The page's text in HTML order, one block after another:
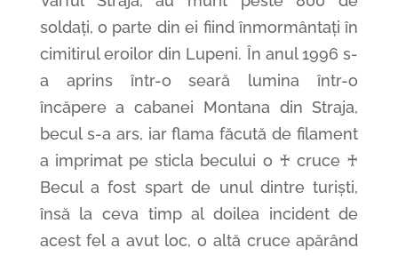
soldați, o parte din ei fiind înmormântați în
cimitirul eroilor din Lupeni. În anul 1996 s-
a aprins într-o seară lumina într-o
încăpere a cabanei Montana din Straja,
becul s-a ars, iar flama făcută de filament
a imprimat pe sticla becului o ♰ cruce ♰
Becul a fost spart de unul dintre turiști,
însă la ceva timp al doilea incident de
acest fel a avut loc, o altă cruce apărând